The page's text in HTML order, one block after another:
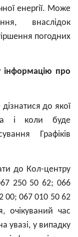
енергії. Може
внаслідок
погодних
інформацію про
до якої
і коли буде
Графіків
до Кол-центру
250 50 62; 066
00; 067 010 50 62
очікуваний час
увазі, у випадку